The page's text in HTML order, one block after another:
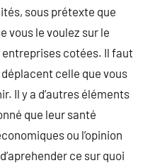
sous prétexte que
vous le voulez sur le
entreprises cotées. Il faut
celle que vous
Il y a d’autres éléments
que leur santé
ou l’opinion
ce sur quoi